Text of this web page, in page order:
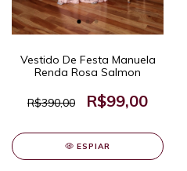
Vestido De Festa Manuela
Renda Rosa Salmon
R$390,00 R$99,00
ESPIAR